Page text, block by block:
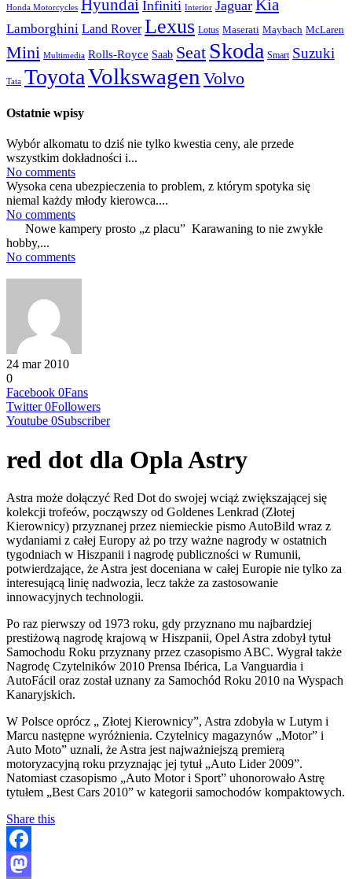
Honda Motorcycles Hyundai Infiniti Interior Jaguar Kia
Lamborghini Land Rover Lexus Lotus Maserati Maybach McLaren
Mini Multimedia Rolls-Royce Saab Seat Skoda Smart Suzuki
Tata ToyotaVolkswagen Volvo
Ostatnie wpisy
Wybór alkomatu to dziś nie tylko kwestia ceny, ale przede
wszystkim dokładności i...
No comments
Wysoka cena ubezpieczenia to problem, z którym spotyka się
niemal każdy młody kierowca....
No comments
Nowe kampery prosto „z placu” Karawaning to nie zwykłe
hobby,...
No comments
24 mar 2010
0
Facebook 0Fans
Twitter 0Followers
Youtube 0Subscriber
red dot dla Opla Astry
Astra może dołączyć Red Dot do swojej wciąż zwiększającej się
kolekcji trofeów, począwszy od Goldenes Lenkrad (Złotej
Kierownicy) przyznanej przez niemieckie pismo AutoBild wraz z
wydaniami z całej Europy aż po trzy ważne nagrody w ostatnich
tygodniach w Hiszpanii i nagrodę publiczności w Rumunii,
potwierdzające, że Astra jest doceniana w całej Europie nie tylko za
interesującą linię nadwozia, lecz także za zastosowanie
innowacyjnych technologii.
Po raz pierwszy od 1973 roku, gdy przyznano mu najbardziej
prestiżową nagrodę krajową w Hiszpanii, Opel Astra zdobył tytuł
Samochodu Roku przyznany przez czasopismo ABC. Wygrał także
Nagrodę Czytelników 2010 Prensa Ibérica, La Vanguardia i
AutoFácil oraz został uznany za Samochód Roku 2010 na Wyspach
Kanaryjskich.
W Polsce oprócz „ Złotej Kierownicy”, Astra zdobyła w Lutym i
Marcu następne wyróżnienia. Czytelnicy magazynów „Motor” i
Auto Moto” uznali, że Astra jest najważniejszą premierą
motoryzacyjną roku przyznając jej tytuł „Auto Lider 2009”.
Natomiast czasopismo „Auto Motor i Sport” uhonorowało Astrę
tytułem „Best Cars 2010” w kategorii samochodów kompaktowych.
Share this
Facebook